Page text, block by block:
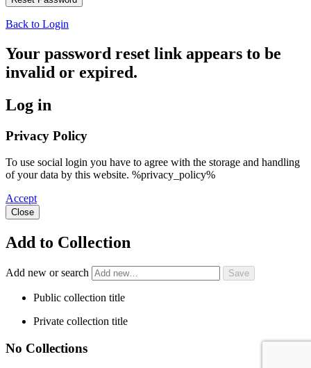
Back to Login
Your password reset link appears to be
invalid or expired.
Log in
Privacy Policy
To use social login you have to agree with the storage and handling
of your data by this website. %privacy_policy%
Accept
Close
Add to Collection
Add new or search
Public collection title
Private collection title
No Collections